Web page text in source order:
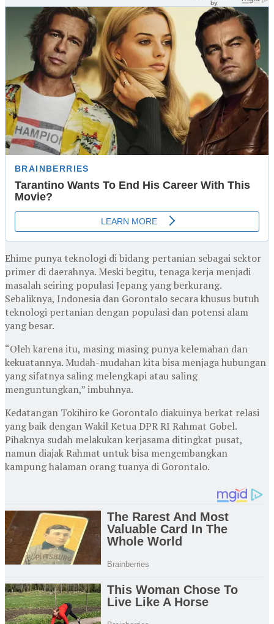
Ehime punya teknologi di bidang pertanian sebagai sektor
primer di daerahnya. Meski begitu, tenaga kerja menjadi
masalah seiring populasi Jepang yang berkurang.
Sebaliknya, Indonesia dan Gorontalo secara khusus butuh
teknologi pertanian dengan populasi dan potensi alam
yang besar.
“Oleh karena itu, masing masing punya kelemahan dan
kekuatannya. Mudah-mudahan kita bisa menjaga hubungan
yang sifatnya saling melengkapi atau saling
menguntungkan,” imbuhnya.
Kedatangan Tokihiro ke Gorontalo diakuinya berkat relasi
yang baik dengan Wakil Ketua DPR RI Rahmat Gobel.
Pihaknya sudah melakukan kerjasama ditingkat pusat,
namun diajak Rahmat untuk bisa mengembangkan
kampung halaman orang tuanya di Gorontalo.